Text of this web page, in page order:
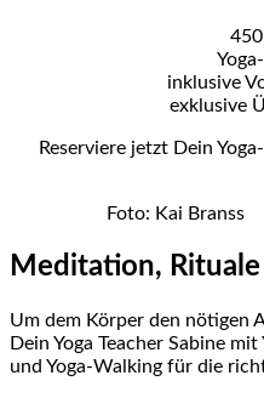
450
inklusive
exklusive
Reserviere jetzt Dein
Foto: Kai Branss
Meditation,
Um dem Körper den nötigen
Dein Yoga Teacher Sabine
und Yoga-Walking für die